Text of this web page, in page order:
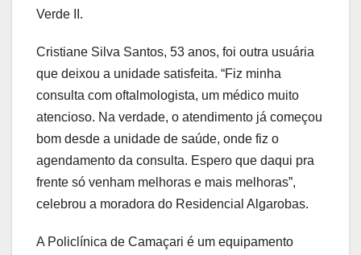
Verde II.
Cristiane Silva Santos, 53 anos, foi outra usuária
que deixou a unidade satisfeita. “Fiz minha
consulta com oftalmologista, um médico muito
atencioso. Na verdade, o atendimento já começou
bom desde a unidade de saúde, onde fiz o
agendamento da consulta. Espero que daqui pra
frente só venham melhoras e mais melhoras”,
celebrou a moradora do Residencial Algarobas.
A Policlínica de Camaçari é um equipamento